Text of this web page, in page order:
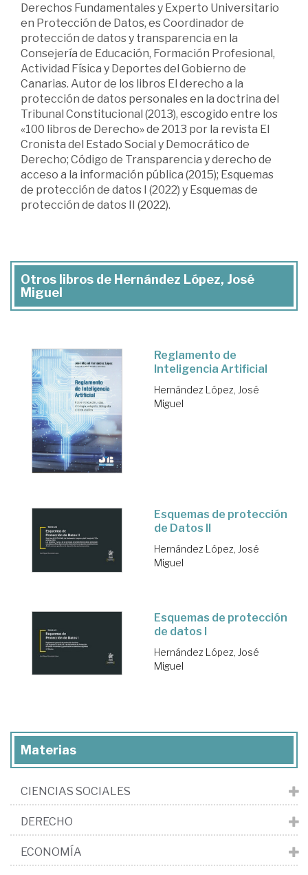
Derechos Fundamentales y Experto Universitario
en Protección de Datos, es Coordinador de
protección de datos y transparencia en la
Consejería de Educación, Formación Profesional,
Actividad Física y Deportes del Gobierno de
Canarias. Autor de los libros El derecho a la
protección de datos personales en la doctrina del
Tribunal Constitucional (2013), escogido entre los
«100 libros de Derecho» de 2013 por la revista El
Cronista del Estado Social y Democrático de
Derecho; Código de Transparencia y derecho de
acceso a la información pública (2015); Esquemas
de protección de datos I (2022) y Esquemas de
protección de datos II (2022).
Otros libros de Hernández López, José
Miguel
Reglamento de
Inteligencia Artificial
Hernández López, José
Miguel
Esquemas de protección
de Datos II
Hernández López, José
Miguel
Esquemas de protección
de datos I
Hernández López, José
Miguel
Materias
CIENCIAS SOCIALES
DERECHO
ECONOMÍA